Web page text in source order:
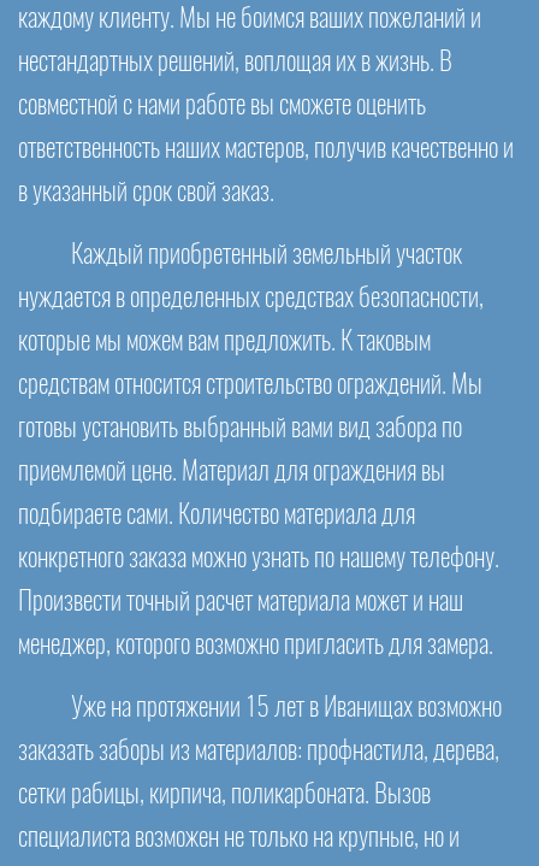
каждому клиенту. Мы не боимся ваших пожеланий и
нестандартных решений, воплощая их в жизнь. В
совместной с нами работе вы сможете оценить
ответственность наших мастеров, получив качественно и
в указанный срок свой заказ.
Каждый приобретенный земельный участок
нуждается в определенных средствах безопасности,
которые мы можем вам предложить. К таковым
средствам относится строительство ограждений. Мы
готовы установить выбранный вами вид забора по
приемлемой цене. Материал для ограждения вы
подбираете сами. Количество материала для
конкретного заказа можно узнать по нашему телефону.
Произвести точный расчет материала может и наш
менеджер, которого возможно пригласить для замера.
Уже на протяжении 15 лет в Иванищах возможно
заказать заборы из материалов: профнастила, дерева,
сетки рабицы, кирпича, поликарбоната. Вызов
специалиста возможен не только на крупные, но и